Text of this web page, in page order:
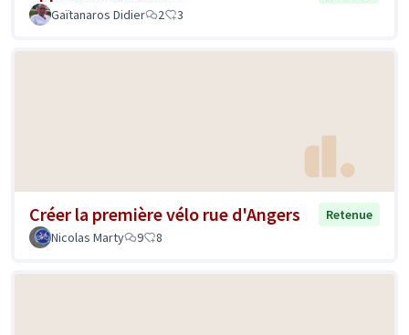
Gaïtanaros Didier
2 3
Créer la première vélo rue d'Angers
Retenue
Nicolas Marty
9 8